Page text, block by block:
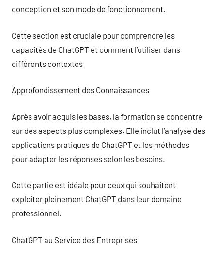
conception et son mode de fonctionnement.
Cette section est cruciale pour comprendre les
capacités de ChatGPT et comment l’utiliser dans
différents contextes.
Approfondissement des Connaissances
Après avoir acquis les bases, la formation se concentre
sur des aspects plus complexes. Elle inclut l’analyse des
applications pratiques de ChatGPT et les méthodes
pour adapter les réponses selon les besoins.
Cette partie est idéale pour ceux qui souhaitent
exploiter pleinement ChatGPT dans leur domaine
professionnel.
ChatGPT au Service des Entreprises